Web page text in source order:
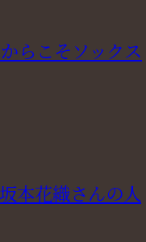
らこそソックス
本花織さんの人